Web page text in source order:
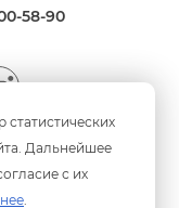
Дальнейшее
с их
.
58-90